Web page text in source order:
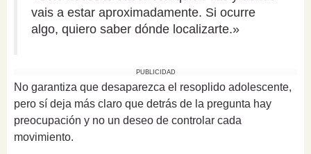
vais a estar aproximadamente. Si ocurre
algo, quiero saber dónde localizarte.»
PUBLICIDAD
No garantiza que desaparezca el resoplido adolescente,
pero sí deja más claro que detrás de la pregunta hay
preocupación y no un deseo de controlar cada
movimiento.